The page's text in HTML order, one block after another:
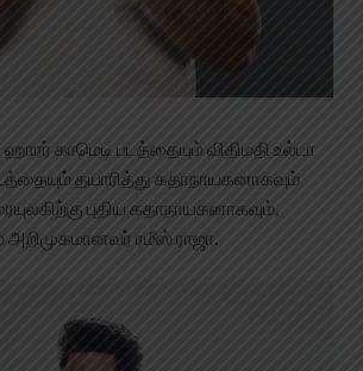
காமெடி படத்தையும் விதிமதி உல்டா
தயாரித்து கதாநாயகனாகவும்
புதிய கதாநாயகனாகவும்,
அறிமுகமானவர் ரமீஸ் ராஜா.